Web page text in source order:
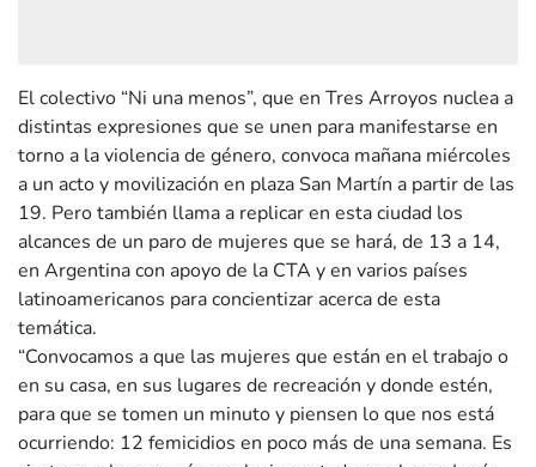
El colectivo “Ni una menos”, que en Tres Arroyos nuclea a
distintas expresiones que se unen para manifestarse en
torno a la violencia de género, convoca mañana miércoles
a un acto y movilización en plaza San Martín a partir de las
19. Pero también llama a replicar en esta ciudad los
alcances de un paro de mujeres que se hará, de 13 a 14,
en Argentina con apoyo de la CTA y en varios países
latinoamericanos para concientizar acerca de esta
temática.
“Convocamos a que las mujeres que están en el trabajo o
en su casa, en sus lugares de recreación y donde estén,
para que se tomen un minuto y piensen lo que nos está
ocurriendo: 12 femicidios en poco más de una semana. Es